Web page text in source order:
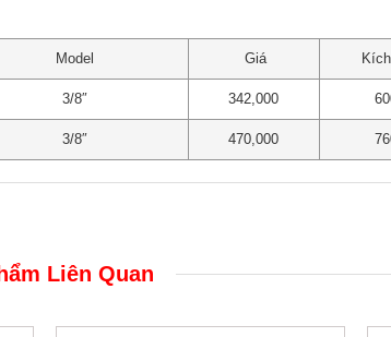
Model Giá
3/8″ 342,000
3/8″ 470,000
Liên Quan